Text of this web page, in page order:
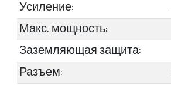
Усиление:
Макс. мощность:
Заземляющая защита:
Разъем: